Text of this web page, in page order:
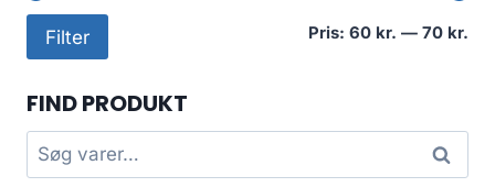
Filter Pris: 60 kr. — 70 kr.
FIND PRODUKT
Søg
efter:
Søg